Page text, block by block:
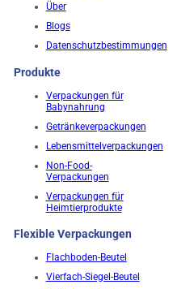
Über
Blogs
Datenschutzbestimmungen
Produkte
Verpackungen für
Babynahrung
Getränkeverpackungen
Lebensmittelverpackungen
Non-Food-
Verpackungen
Verpackungen für
Heimtierprodukte
Flexible Verpackungen
Flachboden-Beutel
Vierfach-Siegel-Beutel